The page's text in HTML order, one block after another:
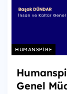
HUMANSPIRE
Genel